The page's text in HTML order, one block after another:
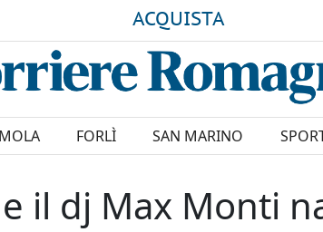
ACQUISTA
FORLÌ SAN MARINO
il dj Max Monti